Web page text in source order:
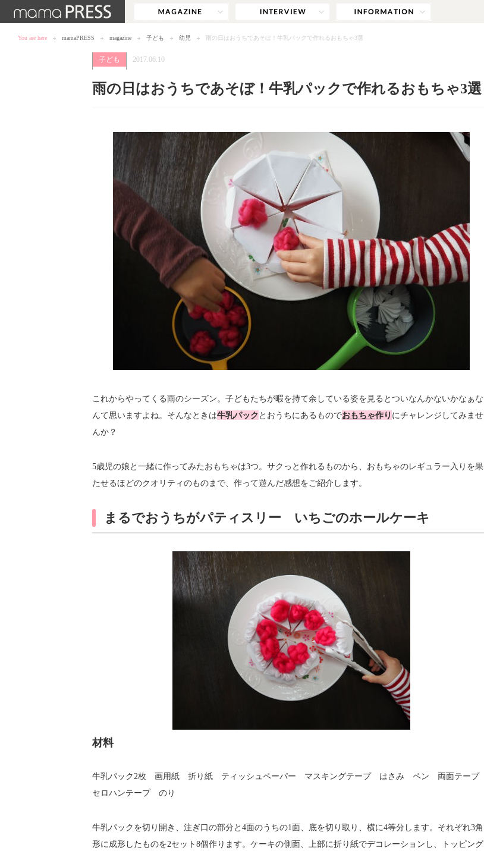
You are here mamaPRESS magazine 子ども 幼児 雨の日はおうちであそぼ！牛乳パックで作れるおもちゃ3選
子ども 2017.06.10
雨の日はおうちであそぼ！牛乳パックで作れるおもちゃ3選
これからやってくる雨のシーズン。子どもたちが暇を持て余している姿を見るとついなんかないかなぁな
んて思いますよね。そんなときは牛乳パック とおうちにあるものでおもちゃ作り にチャレンジしてみませ
んか？
5歳児の娘と一緒に作ってみたおもちゃは3つ。サクっと作れるものから、おもちゃのレギュラー入りを果
たせるほどのクオリティのものまで、作って遊んだ感想をご紹介します。
まるでおうちがパティスリー いちごのホールケーキ
材料
牛乳パック2枚 画用紙 折り紙 ティッシュペーパー マスキングテープ はさみ ペン 両面テープ
セロハンテープ のり
牛乳パックを切り開き、注ぎ口の部分と4面のうちの1面、底を切り取り、横に4等分します。それぞれ3角
形に成形したものを2セット8個作ります。ケーキの側面、上部に折り紙でデコレーションし、トッピング